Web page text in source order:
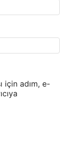
için adım, e-